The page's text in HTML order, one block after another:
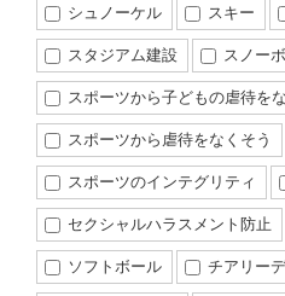
シュノーケル
スキー
スタジアム建設
スノー
スポーツから子どもの虐待を
スポーツから虐待をなくそう
スポーツのインテグリティ
セクシャルハラスメント防止
ソフトボール
チアリー